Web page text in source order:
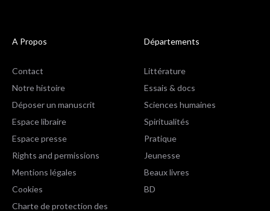
A Propos
Contact
Notre histoire
Déposer un manuscrit
Espace libraire
Espace presse
Rights and permissions
Mentions légales
Cookies
Charte de protection des
Départements
Littérature
Essais & docs
Sciences humaines
Spiritualités
Pratique
Jeunesse
Beaux livres
BD